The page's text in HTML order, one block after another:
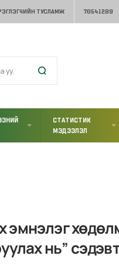
ТУСЛАМЖ 70541289
СТАТИСТИК
МЭДЭЭЛЭЛ
эмнэлэг
нь”